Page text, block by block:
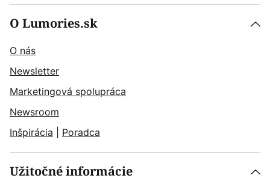
O Lumories.sk
O nás
Newsletter
Marketingová spolupráca
Newsroom
Inšpirácia
Poradca
Užitočné informácie